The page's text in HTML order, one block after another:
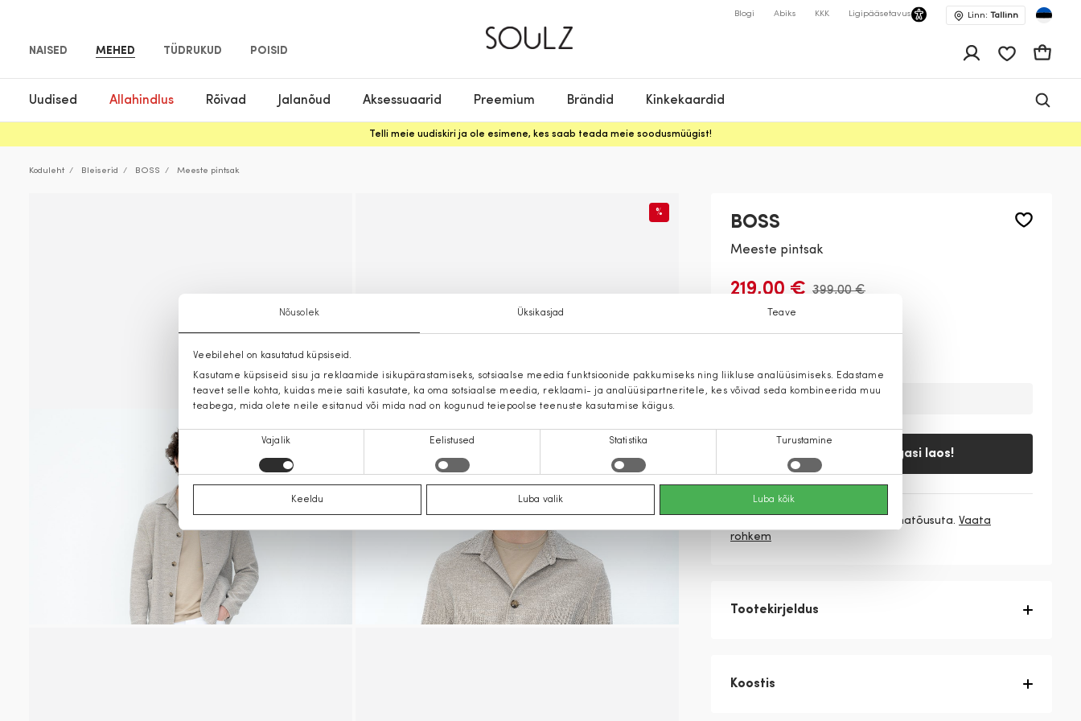
Nõusolek Üksikasjad Teave
Veebilehel on kasutatud küpsiseid.
Kasutame küpsiseid sisu ja reklaamide isikupärastamiseks, sotsiaalse meedia funktsioonide pakkumiseks ning liikluse analüüsimiseks. Edastame
teavet selle kohta, kuidas meie saiti kasutate, ka oma sotsiaalse meedia, reklaami- ja analüüsipartneritele, kes võivad seda kombineerida muu
teabega, mida olete neile esitanud või mida nad on kogunud teiepoolse teenuste kasutamise käigus.
Nõusoleku
valik
Vajalik Eelistused Statistika Turustamine
Keeldu Luba valik Luba kõik
NAISED MEHED TÜDRUKUD POISID
Blogi Abiks KKK Ligipääsetavus Linn: Tallinn
Uudised Allahindlus Rõivad Jalanõud Aksessuaarid Preemium Brändid Kinkekaardid
Telli meie uudiskiri ja ole esimene, kes saab teada meie soodusmüügist!
Koduleht Bleiserid BOSS Meeste pintsak
%
BOSS
Meeste pintsak
219,00 € 399,00 €
Teavita, kui tagasi laos!
/ kuu ilma hinnatõusuta. Vaata
rohkem
Tootekirjeldus
Koostis